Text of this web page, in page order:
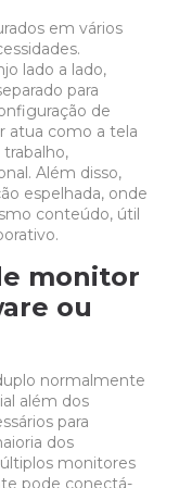
em vários
lado a lado,
para
de
atua como a tela
Além disso,
espelhada, onde
conteúdo, útil
monitor
ou
normalmente
além dos
para
dos
monitores
pode conectá-